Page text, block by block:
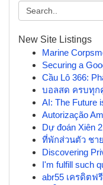
New Site Listings
Marine
Securing a
Cầu Lô 366:
บอลสด ครบทุก
AI: The Future
Autorização
Dự đoán Xiên
ที่พักส่วนตัว ชา
Discovering
I'm fulfill such
abr55 เครดิตฟ